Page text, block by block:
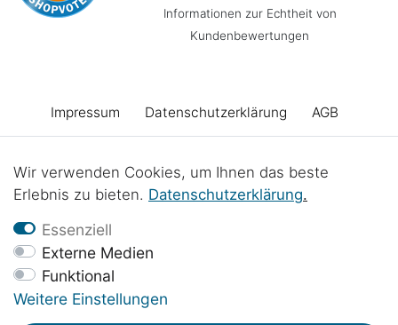
Informationen zur Echtheit von
Kundenbewertungen
Impressum Daten­schutz­erklärung AGB
Barrierefreiheitserklärung Widerrufs­recht
Vertrag widerrufen
Wir verwenden Cookies, um Ihnen das beste
Erlebnis zu bieten. Daten­schutz­erklärung.
Essenziell
Externe Medien
Funktional
Weitere Einstellungen